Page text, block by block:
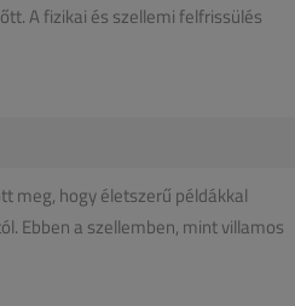
A fizikai és szellemi felfrissülés
meg, hogy életszerű példákkal
Ebben a szellemben, mint villamos